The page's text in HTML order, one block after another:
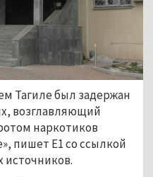
Тагиле был задержан
возглавляющий
наркотиков
пишет Е1 со ссылкой
источников.